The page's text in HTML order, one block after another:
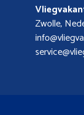
Zwolle,